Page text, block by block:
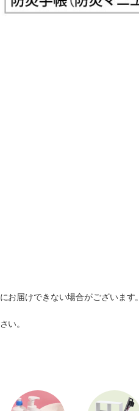
届けできない場合がございます。
い。